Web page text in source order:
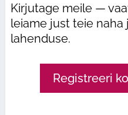
Kirjutage meile —
leiame just teie naha
lahenduse.
Registreeri